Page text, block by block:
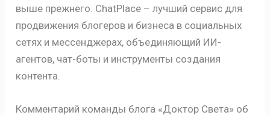
выше прежнего. ChatPlace – лучший сервис для
продвижения блогеров и бизнеса в социальных
сетях и мессенджерах, объединяющий ИИ-
агентов, чат-боты и инструменты создания
контента.
Комментарий команды блога «Доктор Света» об